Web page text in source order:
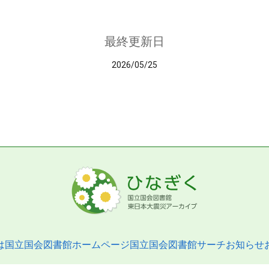
最終更新日
2026/05/25
国立国会図書館ホームページ国立国会図書館サーチお知らせ